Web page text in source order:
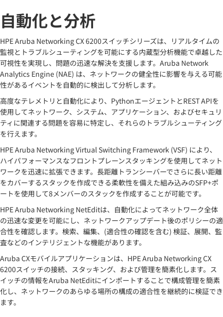
自動化と分析
HPE Aruba Networking CX 6200スイッチシリーズは、リアルタイムの
監視とトラブルシューティングを可能にする内蔵型分析機能で卓越した
可視性を実現し、問題の迅速な解決を支援します。Aruba Network
Analytics Engine (NAE) は、ネットワークの健全性に影響を与える可能
性があるイベントを自動的に検出して分析します。
高度なテレメトリと自動化により、PythonエージェントとREST APIを
使用してネットワーク、システム、アプリケーション、およびセキュリ
ティに関連する問題を容易に特定し、それらのトラブルシューティング
を行えます。
HPE Aruba Networking Virtual Switching Framework (VSF) により、
ハイパフォーマンスなフロントプレーンスタッキングを使用してネット
ワークを迅速に拡張できます。長距離トランシーバーでさらに長い距離
をカバーするスタックを作成できる柔軟性を備えた組み込みのSFP+ポ
ートを使用して8メンバーのスタックを作成することが可能です。
HPE Aruba Networking NetEditは、自動化によってネットワーク全体
の迅速な変更を可能にし、ネットワークアップデート後のポリシーの適
合性を確認します。検索、編集、(適合性の確認を含む) 検証、展開、監
査などのインテリジェントな機能があります。
Aruba CXモバイルアプリケーションは、HPE Aruba Networking CX
6200スイッチの接続、スタッキング、および管理を簡素化します。ス
イッチの情報をAruba NetEditにインポートすることで構成管理を簡素
化し、ネットワークのあらゆる場所の構成の適合性を継続的に検証でき
ます。